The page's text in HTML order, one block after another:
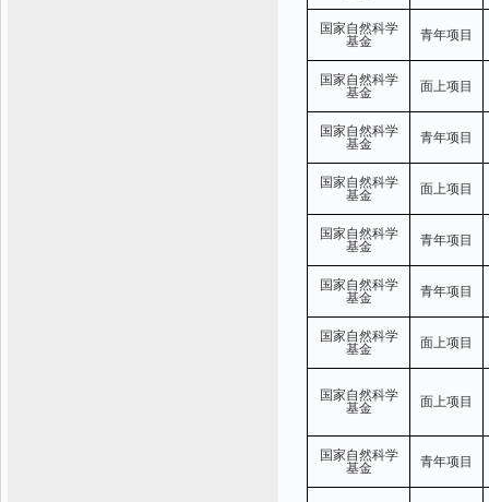
国家自然科学
基金
青年项目
国家自然科学
基金
面上项目
国家自然科学
基金
青年项目
国家自然科学
基金
面上项目
国家自然科学
基金
青年项目
国家自然科学
基金
青年项目
国家自然科学
基金
面上项目
国家自然科学
基金
面上项目
国家自然科学
基金
青年项目